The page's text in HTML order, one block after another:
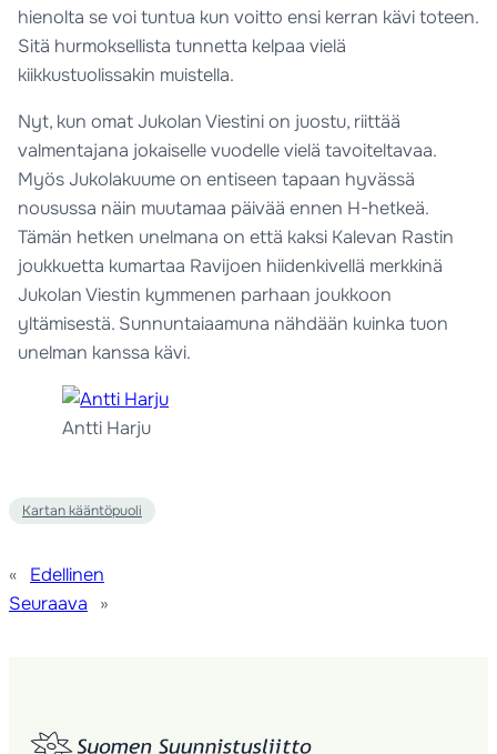
hienolta se voi tuntua kun voitto ensi kerran kävi toteen.
Sitä hurmoksellista tunnetta kelpaa vielä
kiikkustuolissakin muistella.
Nyt, kun omat Jukolan Viestini on juostu, riittää
valmentajana jokaiselle vuodelle vielä tavoiteltavaa.
Myös Jukolakuume on entiseen tapaan hyvässä
nousussa näin muutamaa päivää ennen H-hetkeä.
Tämän hetken unelmana on että kaksi Kalevan Rastin
joukkuetta kumartaa Ravijoen hiidenkivellä merkkinä
Jukolan Viestin kymmenen parhaan joukkoon
yltämisestä. Sunnuntaiaamuna nähdään kuinka tuon
unelman kanssa kävi.
Antti Harju
Kartan kääntöpuoli
«
Edellinen
Seuraava
»